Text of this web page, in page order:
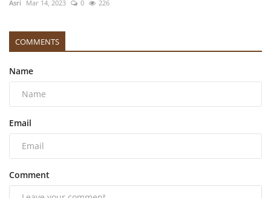
Asri Mar 14, 2023 0 226
COMMENTS
Name
Email
Comment